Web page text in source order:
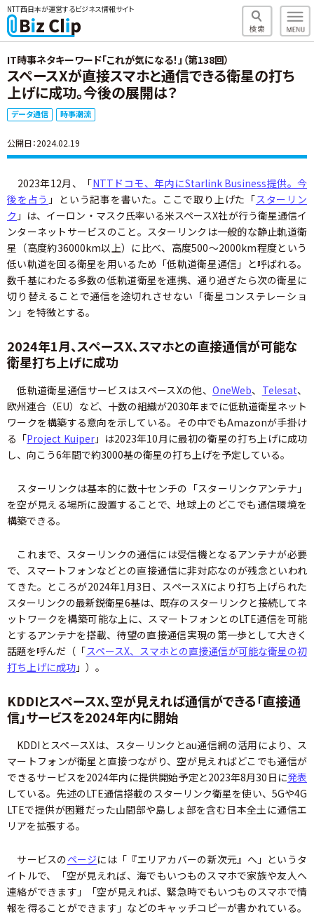
NTT西日本が運営するビジネス情報サイト
IT時事ネタキーワード「これが気になる！」（第138回）
スペースXが直接スマホと通信できる衛星の打ち
上げに成功。今後の展開は？
データ通信 時事潮流
公開日：2024.02.19
2023年12月、「NTTドコモ、年内にStarlink Business提供。今
後を占う 」という記事を書いた。ここで取り上げた「スターリン
ク 」は、イーロン・マスク氏率いる米スペースX社が行う衛星通信イ
ンターネットサービスのこと。スターリンクは一般的な静止軌道衛
星（高度約36000km以上）に比べ、高度500～2000km程度という
低い軌道を回る衛星を用いるため「低軌道衛星通信」と呼ばれる。
数千基にわたる多数の低軌道衛星を連携、通り過ぎたら次の衛星に
切り替えることで通信を途切れさせない「衛星コンステレーショ
ン」を特徴とする。
2024年1月、スペースX、スマホとの直接通信が可能な
衛星打ち上げに成功
低軌道衛星通信サービスはスペースXの他、 OneWeb、 Telesat、
欧州連合（EU）など、十数の組織が2030年までに低軌道衛星ネット
ワークを構築する意向を示している。その中でもAmazonが手掛け
る「Project Kuiper」は2023年10月に最初の衛星の打ち上げに成功
し、向こう6年間で約3000基の衛星の打ち上げを予定している。
スターリンクは基本的に数十センチの「スターリンクアンテナ」
を空が見える場所に設置することで、地球上のどこでも通信環境を
構築できる。
これまで、スターリンクの通信には受信機となるアンテナが必要
で、スマートフォンなどとの直接通信に非対応なのが残念といわれ
てきた。ところが2024年1月3日、スペースXにより打ち上げられた
スターリンクの最新鋭衛星6基は、既存のスターリンクと接続してネ
ットワークを構築可能な上に、スマートフォンとのLTE通信を可能
とするアンテナを搭載、待望の直接通信実現の第一歩として大きく
話題を呼んだ（「スペースX、スマホとの直接通信が可能な衛星の初
打ち上げに成功 」）。
KDDIとスペースX、空が見えれば通信ができる「直接通
信」サービスを2024年内に開始
KDDIとスペースXは、スターリンクとau通信網の活用により、ス
マートフォンが衛星と直接つながり、空が見えればどこでも通信が
できるサービスを2024年内に提供開始予定と2023年8月30日に発表
している。先述のLTE通信搭載のスターリンク衛星を使い、5Gや4G
LTEで提供が困難だった山間部や島しょ部を含む日本全土に通信エ
リアを拡張する。
サービスのページには「『エリアカバーの新次元』へ」というタ
イトルで、「空が見えれば、海でもいつものスマホで家族や友人へ
連絡ができます」「空が見えれば、緊急時でもいつものスマホで情
報を得ることができます」などのキャッチコピーが書かれている。